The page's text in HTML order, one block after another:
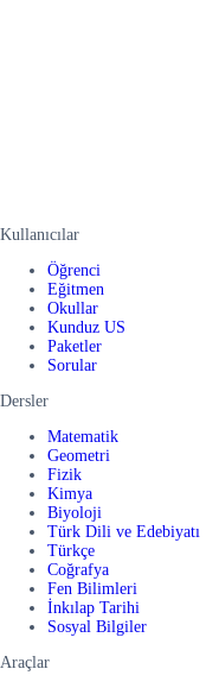
Kullanıcılar
Öğrenci
Eğitmen
Okullar
Kunduz US
Paketler
Sorular
Dersler
Matematik
Geometri
Fizik
Kimya
Biyoloji
Türk Dili ve Edebiyatı
Türkçe
Coğrafya
Fen Bilimleri
İnkılap Tarihi
Sosyal Bilgiler
Araçlar